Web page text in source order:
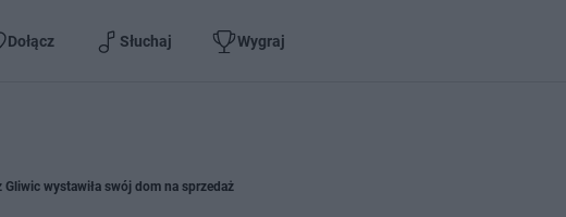
Dołącz Słuchaj Wygraj
wystawiła swój dom na sprzedaż